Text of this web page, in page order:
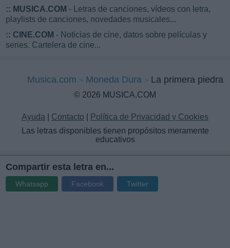
:: MUSICA.COM - Letras de canciones, vídeos con letra,
playlists de canciones, novedades musicales...
:: CINE.COM - Noticias de cine, datos sobre películas y
series. Cartelera de cine...
Musica.com Moneda Dura La primera piedra
© 2026 MUSICA.COM
Ayuda Contacto
Política de Privacidad y Cookies
Las letras disponibles tienen propósitos meramente
educativos
Compartir esta letra en...
Whatsapp Facebook Twitter